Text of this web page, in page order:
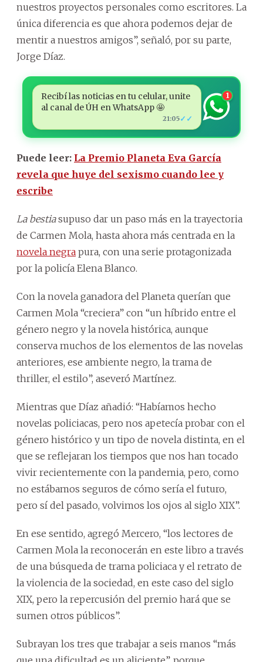
nuestros proyectos personales como escritores. La
única diferencia es que ahora podemos dejar de
mentir a nuestros amigos”, señaló, por su parte,
Jorge Díaz.
Recibí las noticias en tu celular, unite
al canal de ÚH en WhatsApp 🤩
21:05✓✓
1
Puede leer: La Premio Planeta Eva García
revela que huye del sexismo cuando lee y
escribe
La bestiasupuso dar un paso más en la trayectoria
de Carmen Mola, hasta ahora más centrada en la
novela negra pura, con una serie protagonizada
por la policía Elena Blanco.
Con la novela ganadora del Planeta querían que
Carmen Mola “creciera” con “un híbrido entre el
género negro y la novela histórica, aunque
conserva muchos de los elementos de las novelas
anteriores, ese ambiente negro, la trama de
thriller, el estilo”, aseveró Martínez.
Mientras que Díaz añadió: “Habíamos hecho
novelas policiacas, pero nos apetecía probar con el
género histórico y un tipo de novela distinta, en el
que se reflejaran los tiempos que nos han tocado
vivir recientemente con la pandemia, pero, como
no estábamos seguros de cómo sería el futuro,
pero sí del pasado, volvimos los ojos al siglo XIX”.
En ese sentido, agregó Mercero, “los lectores de
Carmen Mola la reconocerán en este libro a través
de una búsqueda de trama policiaca y el retrato de
la violencia de la sociedad, en este caso del siglo
XIX, pero la repercusión del premio hará que se
sumen otros públicos”.
Subrayan los tres que trabajar a seis manos “más